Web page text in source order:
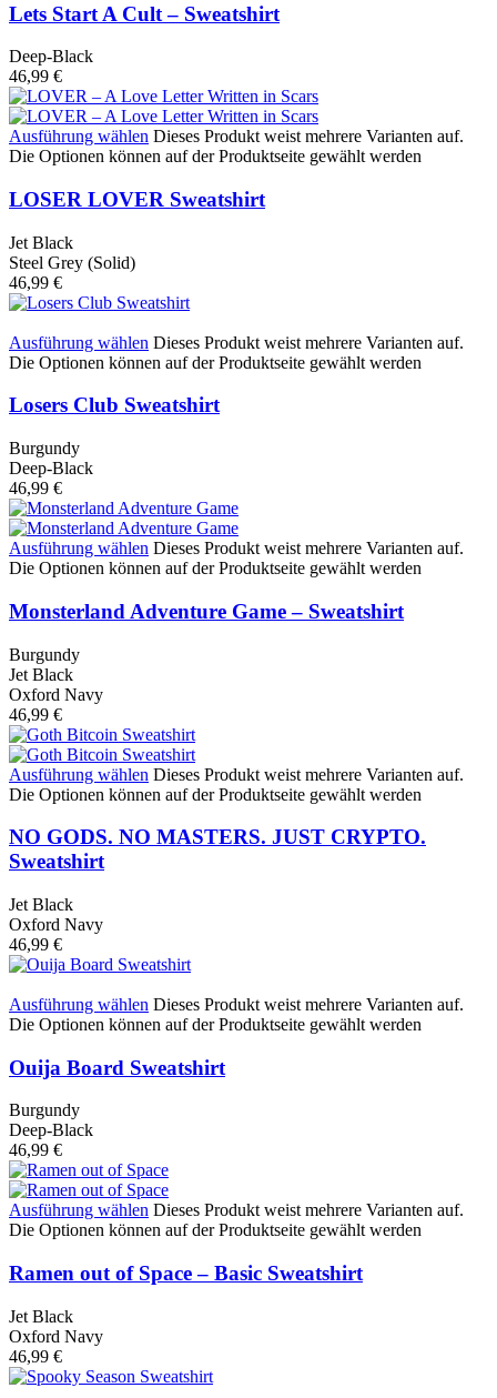
Lets Start A Cult – Sweatshirt
Deep-Black
46,99 €
Ausführung wählen Dieses Produkt weist mehrere Varianten auf.
Die Optionen können auf der Produktseite gewählt werden
LOSER LOVER Sweatshirt
Jet Black
Steel Grey (Solid)
46,99 €
Ausführung wählen Dieses Produkt weist mehrere Varianten auf.
Die Optionen können auf der Produktseite gewählt werden
Losers Club Sweatshirt
Burgundy
Deep-Black
46,99 €
Ausführung wählen Dieses Produkt weist mehrere Varianten auf.
Die Optionen können auf der Produktseite gewählt werden
Monsterland Adventure Game – Sweatshirt
Burgundy
Jet Black
Oxford Navy
46,99 €
Ausführung wählen Dieses Produkt weist mehrere Varianten auf.
Die Optionen können auf der Produktseite gewählt werden
NO GODS. NO MASTERS. JUST CRYPTO.
Sweatshirt
Jet Black
Oxford Navy
46,99 €
Ausführung wählen Dieses Produkt weist mehrere Varianten auf.
Die Optionen können auf der Produktseite gewählt werden
Ouija Board Sweatshirt
Burgundy
Deep-Black
46,99 €
Ausführung wählen Dieses Produkt weist mehrere Varianten auf.
Die Optionen können auf der Produktseite gewählt werden
Ramen out of Space – Basic Sweatshirt
Jet Black
Oxford Navy
46,99 €